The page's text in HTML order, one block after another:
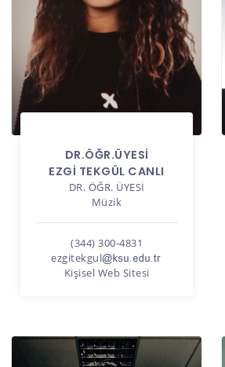
DR.ÖĞR.ÜYESI
EZGİ TEKGÜL CANLI
DR. ÖĞR. ÜYESI
Müzik
(344) 300-4831
ezgitekgul
Kişisel Web Sitesi